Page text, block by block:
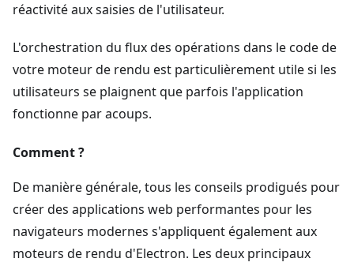
réactivité aux saisies de l'utilisateur.
L'orchestration du flux des opérations dans le code de
votre moteur de rendu est particulièrement utile si les
utilisateurs se plaignent que parfois l'application
fonctionne par acoups.
Comment ?
De manière générale, tous les conseils prodigués pour
créer des applications web performantes pour les
navigateurs modernes s'appliquent également aux
moteurs de rendu d'Electron. Les deux principaux